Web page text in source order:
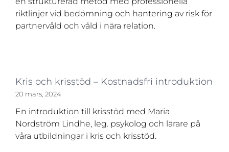
riktlinjer vid bedömning och hantering av risk för
partnervåld och våld i nära relation.
Kris och krisstöd – Kostnadsfri introduktion
20 mars, 2024
En introduktion till krisstöd med Maria
Nordström Lindhe, leg. psykolog och lärare på
våra utbildningar i kris och krisstöd.